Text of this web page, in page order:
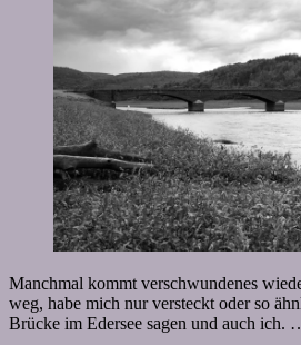
Manchmal kommt verschwundenes
weg, habe mich nur versteckt oder so
Brücke im Edersee sagen und auch ich.